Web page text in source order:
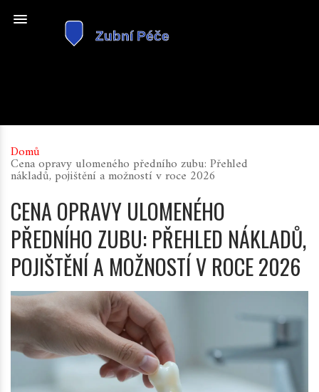
Domů
Cena opravy ulomeného předního zubu: Přehled
nákladů, pojištění a možností v roce 2026
CENA OPRAVY ULOMENÉHO
PŘEDNÍHO ZUBU: PŘEHLED NÁKLADŮ,
POJIŠTĚNÍ A MOŽNOSTÍ V ROCE 2026